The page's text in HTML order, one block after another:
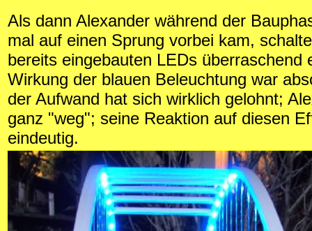
Als dann Alexander während der
mal auf einen Sprung vorbei kam,
bereits eingebauten LEDs überraschend
Wirkung der blauen Beleuchtung war
der Aufwand hat sich wirklich gelohnt;
ganz "weg"; seine Reaktion auf diesen
eindeutig.